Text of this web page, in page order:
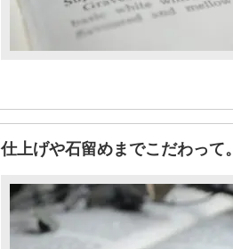
仕上げや石留めまでこだわって。